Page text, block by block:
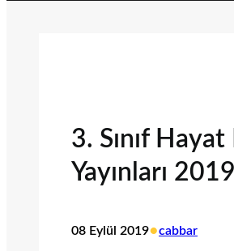
3. Sınıf
Yayınları
08 Eylül 2019•cabbar